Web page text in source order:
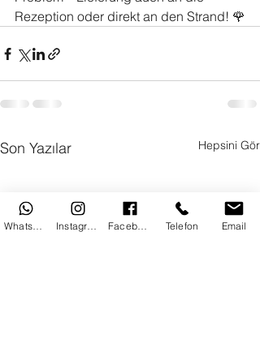
Rezeption oder direkt an den Strand! 🌹
Son Yazılar Hepsini Gör
Telefon Email